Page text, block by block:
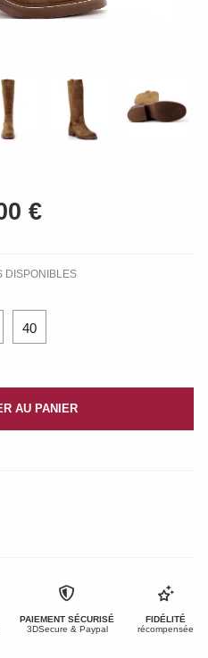
DISPONIBLES
40
AU PANIER
PAIEMENT SÉCURISÉ
3DSecure & Paypal
FIDÉLITÉ
récompensée